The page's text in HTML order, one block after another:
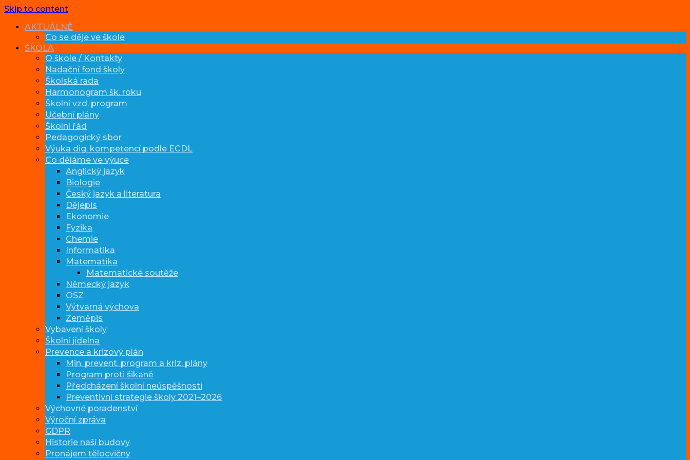
Skip to content
AKTUÁLNĚ
Co se děje ve škole
ŠKOLA
O škole / Kontakty
Nadační fond školy
Školská rada
Harmonogram šk. roku
Školní vzd. program
Učební plány
Školní řád
Pedagogický sbor
Výuka dig. kompetencí podle ECDL
Co děláme ve výuce
Anglický jazyk
Biologie
Český jazyk a literatura
Dějepis
Ekonomie
Fyzika
Chemie
Informatika
Matematika
Matematické soutěže
Německý jazyk
OSZ
Výtvarná výchova
Zeměpis
Vybavení školy
Školní jídelna
Prevence a krizový plán
Min. prevent. program a kriz. plány
Program proti šikaně
Předcházení školní neúspěšnosti
Preventivní strategie školy 2021–2026
Výchovné poradenství
Výroční zpráva
GDPR
Historie naší budovy
Pronájem tělocvičny